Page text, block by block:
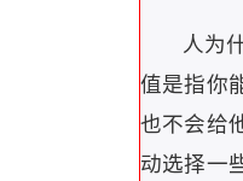
人为
值是指你
也不会给
动选择一